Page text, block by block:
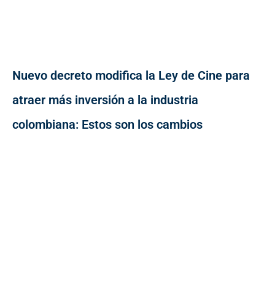
Nuevo decreto modifica la Ley de Cine para
atraer más inversión a la industria
colombiana: Estos son los cambios